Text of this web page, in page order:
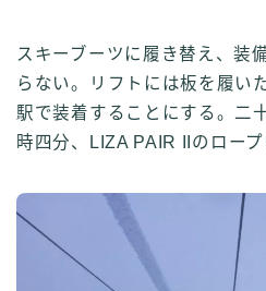
スキーブーツに履き替え、装
らない。リフトには板を履い
駅で装着することにする。二
時四分、LIZA PAIR IIのロープ